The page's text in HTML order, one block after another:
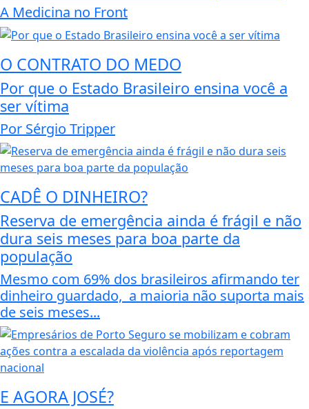
A Medicina no Front
O CONTRATO DO MEDO
Por que o Estado Brasileiro ensina você a
ser vítima
Por Sérgio Tripper
CADÊ O DINHEIRO?
Reserva de emergência ainda é frágil e não
dura seis meses para boa parte da
população
Mesmo com 69% dos brasileiros afirmando ter
dinheiro guardado, a maioria não suporta mais
de seis meses...
E AGORA JOSÉ?